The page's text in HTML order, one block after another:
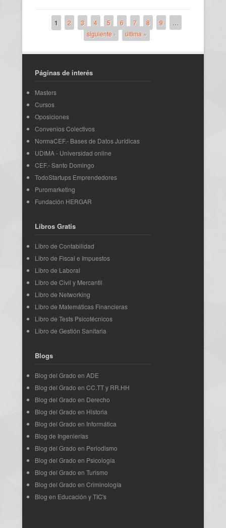
1 2 3 4 5 6 7 8 9
siguiente ›
última »
Páginas de interés
Masters
Cursos
Oposiciones
Convenios Colectivos
NormaCEF.- Bases de Datos Jurídicas
UDIMA - Universidad online
CEF.- Santo Domingo
TodoStartups Emprendedores
Puromarketing
Fundación HERGAR
Libros Gratis
Libro de Contabilidad
Libro de Fiscal e Impuestos
Libro de Laboral
Libro de Civil y Mercantil
Libro de Networking
Libro de Matemáticas Financieras
Libro de Tests Psicotécnicos
Libro de Gestión Sanitaria
Blogs
Blog del Grado en ADE
Blog del Grado en CC.TT y RR.HH
Blog del Grado en Derecho
Blog del Grado en Historia
Blog del Grado en Informática
Blog de Ingenierías
Blog del Grado en Periodismo
Blog del Grado en Psicología
Blog del Grado en Turismo
Blog del Grado en Criminología
Blog en Educación y TIC's